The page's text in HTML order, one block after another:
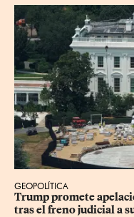
GEOPOLÍTICA
Trump promete
tras el freno judicial a